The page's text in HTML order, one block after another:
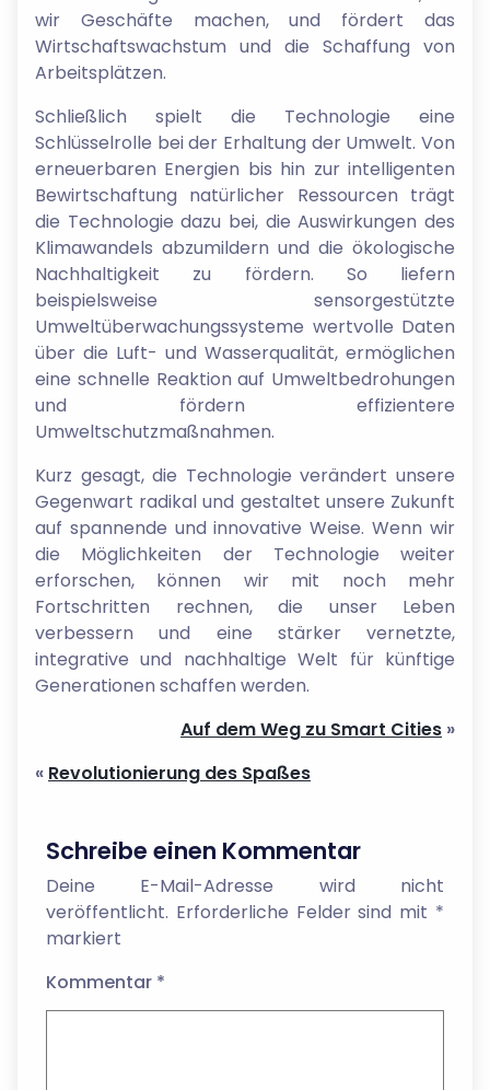
wir Geschäfte machen, und fördert das
Wirtschaftswachstum und die Schaffung von
Arbeitsplätzen.
Schließlich spielt die Technologie eine
Schlüsselrolle bei der Erhaltung der Umwelt. Von
erneuerbaren Energien bis hin zur intelligenten
Bewirtschaftung natürlicher Ressourcen trägt
die Technologie dazu bei, die Auswirkungen des
Klimawandels abzumildern und die ökologische
Nachhaltigkeit zu fördern. So liefern
beispielsweise sensorgestützte
Umweltüberwachungssysteme wertvolle Daten
über die Luft- und Wasserqualität, ermöglichen
eine schnelle Reaktion auf Umweltbedrohungen
und fördern effizientere
Umweltschutzmaßnahmen.
Kurz gesagt, die Technologie verändert unsere
Gegenwart radikal und gestaltet unsere Zukunft
auf spannende und innovative Weise. Wenn wir
die Möglichkeiten der Technologie weiter
erforschen, können wir mit noch mehr
Fortschritten rechnen, die unser Leben
verbessern und eine stärker vernetzte,
integrative und nachhaltige Welt für künftige
Generationen schaffen werden.
Auf dem Weg zu Smart Cities »
« Revolutionierung des Spaßes
Schreibe einen Kommentar
Deine E-Mail-Adresse wird nicht
veröffentlicht. Erforderliche Felder sind mit *
markiert
Kommentar *